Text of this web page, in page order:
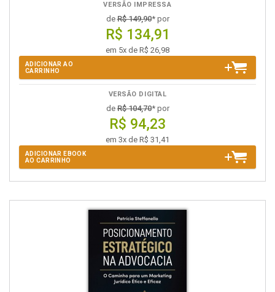
VERSÃO IMPRESSA
deR$ 149,90* por
R$ 134,91
em 5x de R$ 26,98
ADICIONAR AO
CARRINHO
VERSÃO DIGITAL
deR$ 104,70* por
R$ 94,23
em 3x de R$ 31,41
ADICIONAR EBOOK
AO CARRINHO